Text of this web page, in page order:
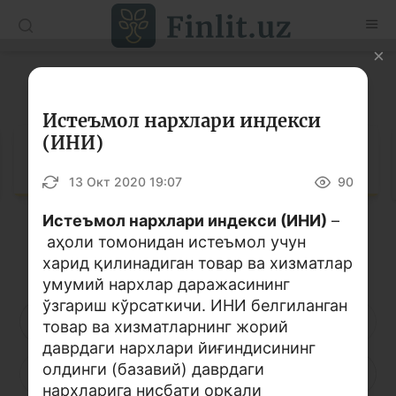
Рус
Мақолалар
Ўқув қўлланмалар
Луғат
Молиявий саводхонлик бўйича китоблар
Видео
Лойиҳалар
Интерактив хизматлар
Фотогалерея
Кирилл алифбоси Лотин алифбоси
А Б В Г Ғ
Ё Ж З И Й
Истеъмол нархлари индекси
(ИНИ)
13 Окт 2020 19:07 90
Истеъмол нархлари индекси (ИНИ) –
аҳоли томонидан истеъмол учун
харид қилинадиган товар ва хизматлар
умумий нархлар даражасининг
ўзгариш кўрсаткичи. ИНИ белгиланган
товар ва хизматларнинг жорий
даврдаги нархлари йиғиндисининг
олдинги (базавий) даврдаги
нархларига нисбати орқали